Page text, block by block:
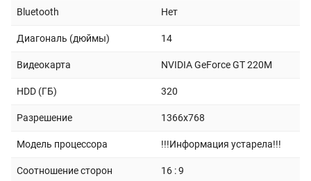
Bluetooth Нет
Диагональ (дюймы) 14
Видеокарта NVIDIA GeForce GT 220M
HDD (ГБ) 320
Разрешение 1366x768
Модель процессора !!!Информация устарела!!!
Соотношение сторон 16 : 9